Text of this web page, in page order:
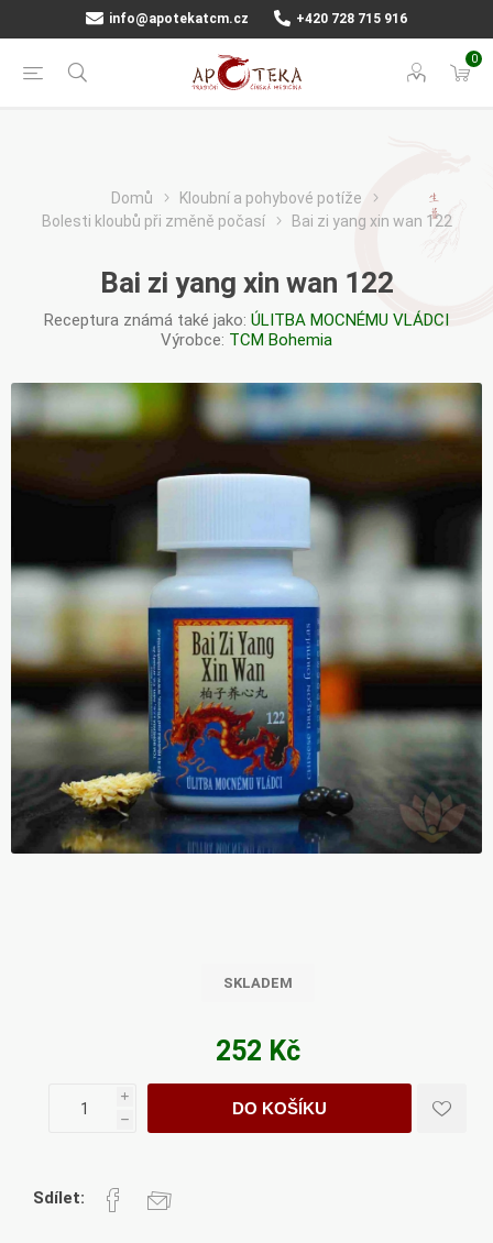
info@apotekatcm.cz +420 728 715 916
0
Domů
Kloubní a pohybové potíže
Bolesti kloubů při změně počasí
Bai zi yang xin wan 122
Bai zi yang xin wan 122
Receptura známá také jako: ÚLITBA MOCNÉMU VLÁDCI
Výrobce: TCM Bohemia
SKLADEM
252 Kč
i
h
DO KOŠÍKU
Sdílet: